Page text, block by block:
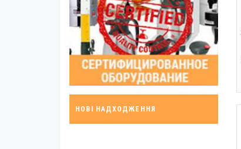
НОВІ НАДХОДЖЕННЯ